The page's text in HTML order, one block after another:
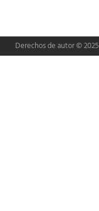
Derechos de autor © 2025